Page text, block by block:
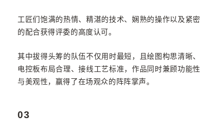
工匠们饱满的热情、精湛的技术、娴熟的操作以及紧密
的配合获得评委的高度认可。
其中拔得头筹的队伍不仅用时最短，且绘图构思清晰、
电控板布局合理、接线工艺标准，作品同时兼顾功能性
与美观性，赢得了在场观众的阵阵掌声。
03